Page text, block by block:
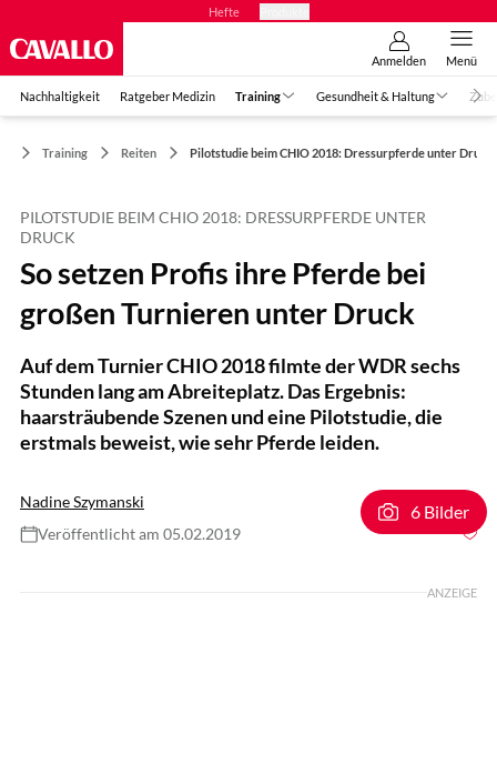
Hefte
Anmelden Menü
Nachhaltigkeit Ratgeber Medizin Training Gesundheit & Haltung
Training Reiten Pilotstudie beim CHIO 2018: Dressurpferde unter Druck
PILOTSTUDIE BEIM CHIO 2018: DRESSURPFERDE UNTER
DRUCK
So setzen Profis ihre Pferde bei
großen Turnieren unter Druck
Auf dem Turnier CHIO 2018 filmte der WDR sechs
Stunden lang am Abreiteplatz. Das Ergebnis:
haarsträubende Szenen und eine Pilotstudie, die
erstmals beweist, wie sehr Pferde leiden.
Nadine Szymanski
Veröffentlicht am 05.02.2019
6 Bilder
ANZEIGE